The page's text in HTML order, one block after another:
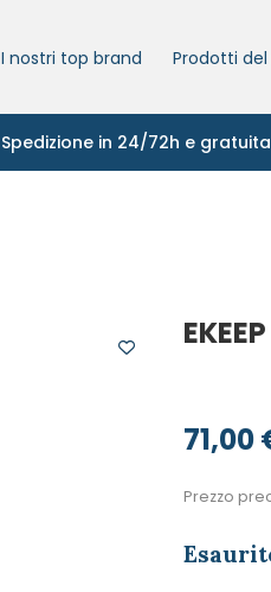
I nostri top brand Prodotti
Spedizione in 24/72h e
71,00
Prezzo